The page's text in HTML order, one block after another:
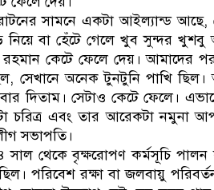
সামনে একটা আইল্যান্ড
নিয়ে বা হেঁটে গেলে খুব সুন্দর
কেটে ফেলে দেয়। আমাদের
সেখানে অনেক টুনটুনি পাখি
দিতাম। সেটাও কেটে ফেলে।
চরিত্র এবং তার আরেকটা নমুনা
সভাপতি।
থেকে বৃক্ষরোপণ কর্মসূচি পালন
ছিল। পরিবেশ রক্ষা বা জলবায়ু